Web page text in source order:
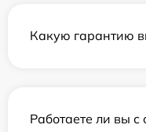
Какую гарантию
Работаете ли вы